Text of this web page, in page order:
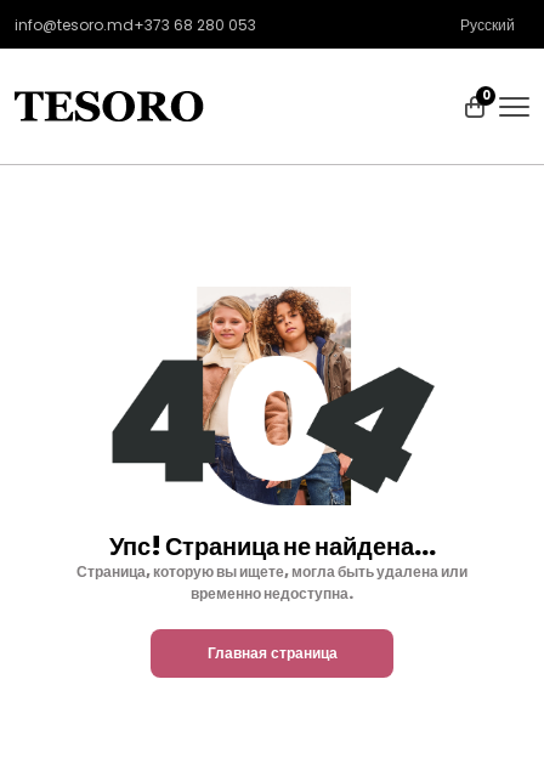
info@tesoro.md+373 68 280 053 Русский
0
Упс! Страница не найдена...
Страница, которую вы ищете, могла быть удалена или
временно недоступна.
Главная страница